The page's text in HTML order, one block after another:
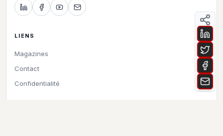
LIENS
Magazines
Contact
Confidentialité